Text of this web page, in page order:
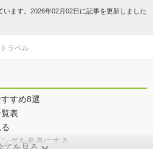
ます。2026年02月02日に記事を更新しました
ラベル
すめ8選
表
グを参考にする